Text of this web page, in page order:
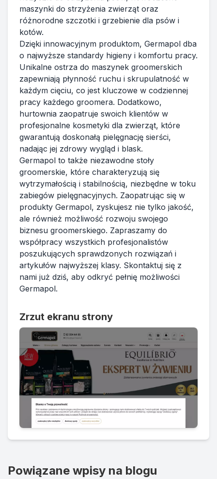
maszynki do strzyżenia zwierząt oraz
różnorodne szczotki i grzebienie dla psów i
kotów.
Dzięki innowacyjnym produktom, Germapol dba
o najwyższe standardy higieny i komfortu pracy.
Unikalne ostrza do maszynek groomerskich
zapewniają płynność ruchu i skrupulatność w
każdym cięciu, co jest kluczowe w codziennej
pracy każdego groomera. Dodatkowo,
hurtownia zaopatruje swoich klientów w
profesjonalne kosmetyki dla zwierząt, które
gwarantują doskonałą pielęgnację sierści,
nadając jej zdrowy wygląd i blask.
Germapol to także niezawodne stoły
groomerskie, które charakteryzują się
wytrzymałością i stabilnością, niezbędne w toku
zabiegów pielęgnacyjnych. Zaopatrując się w
produkty Germapol, zyskujesz nie tylko jakość,
ale również możliwość rozwoju swojego
biznesu groomerskiego. Zapraszamy do
współpracy wszystkich profesjonalistów
poszukujących sprawdzonych rozwiązań i
artykułów najwyższej klasy. Skontaktuj się z
nami już dziś, aby odkryć pełnię możliwości
Germapol.
Zrzut ekranu strony
Powiązane wpisy na blogu